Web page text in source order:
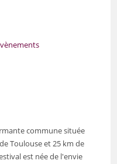
commune située
Toulouse et 25 km de
est née de l'envie